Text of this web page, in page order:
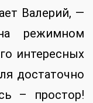
Валерий, —
режимном
интересных
достаточно
– простор!